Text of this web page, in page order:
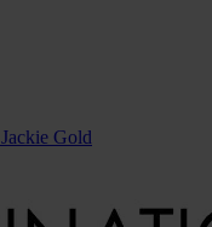
Jackie Gold